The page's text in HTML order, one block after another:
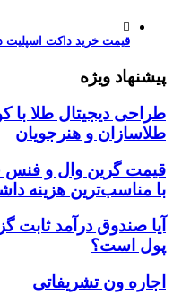
قیمت خرید داکت اسپلیت در
پیشنهاد ویژه
طراحی دیجیتال طلا با
طلاسازان و هنرجویان
قیمت گرین وال و فنس
با مناسب‌ترین هزینه
آیا صندوق درآمد
پول است؟
اجاره ون تشریفاتی